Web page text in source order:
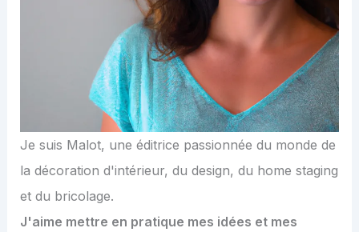
Je suis Malot, une éditrice passionnée du monde de
la décoration d'intérieur, du design, du home staging
et du bricolage.
J'aime mettre en pratique mes idées et mes